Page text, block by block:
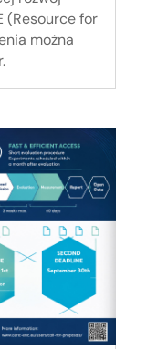
(Resource for
można